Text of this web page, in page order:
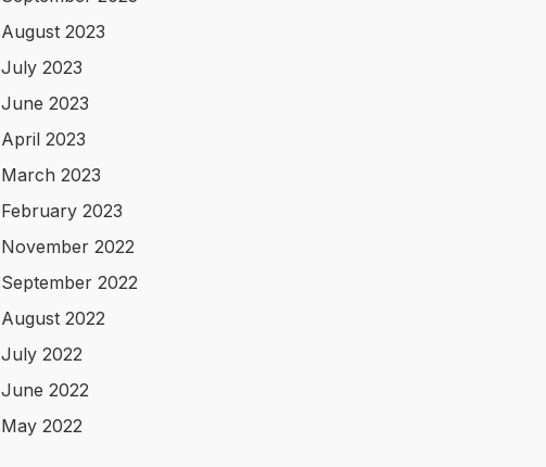
August 2023
July 2023
June 2023
April 2023
March 2023
February 2023
November 2022
September 2022
August 2022
July 2022
June 2022
May 2022